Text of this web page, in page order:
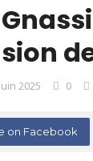
2025 0
on Facebook